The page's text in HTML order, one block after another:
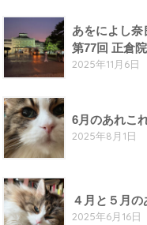
あをによし
第77回 正倉
2025年11月6日
6月のあれこ
2025年8月1日
４月と５月
2025年6月16日